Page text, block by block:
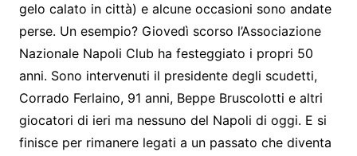
gelo calato in città) e alcune occasioni sono andate
perse. Un esempio? Giovedì scorso l’Associazione
Nazionale Napoli Club ha festeggiato i propri 50
anni. Sono intervenuti il presidente degli scudetti,
Corrado Ferlaino, 91 anni, Beppe Bruscolotti e altri
giocatori di ieri ma nessuno del Napoli di oggi. E si
finisce per rimanere legati a un passato che diventa